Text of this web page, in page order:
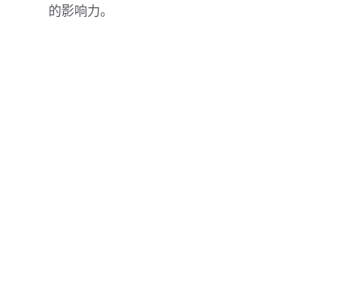
的影响力。